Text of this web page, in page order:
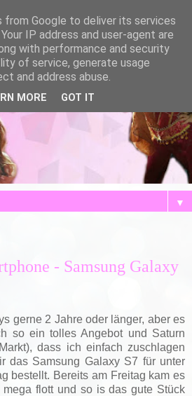
▼
- Samsung Galaxy
gerne 2 Jahre oder länger, aber es
so ein tolles Angebot und Saturn
dass ich einfach zuschlagen
das Samsung Galaxy S7 für unter
bestellt. Bereits am Freitag kam es
flott und so is das gute Stück
from Google to deliver its services
IP address and user-agent are
with performance and security
of service, generate usage
and address abuse.
MORE GOT IT